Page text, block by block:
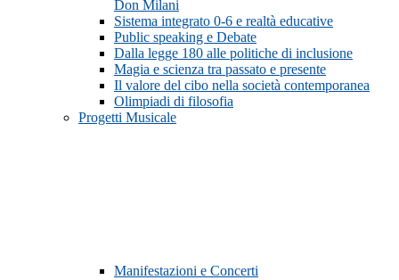
Don Milani
Sistema integrato 0-6 e realtà educative
Public speaking e Debate
Dalla legge 180 alle politiche di inclusione
Magia e scienza tra passato e presente
Il valore del cibo nella società contemporanea
Olimpiadi di filosofia
Progetti Musicale
Manifestazioni e Concerti